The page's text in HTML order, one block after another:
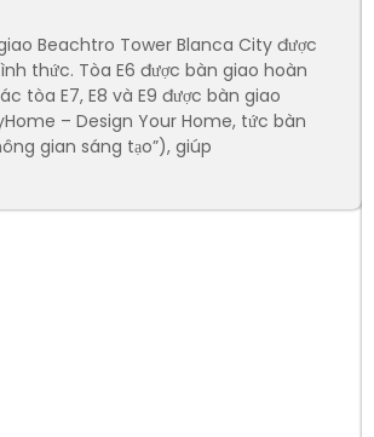
Beachtro Tower Blanca City được
thức. Tòa E6 được bàn giao hoàn
tòa E7, E8 và E9 được bàn giao
– Design Your Home, tức bàn
gian sáng tạo”), giúp